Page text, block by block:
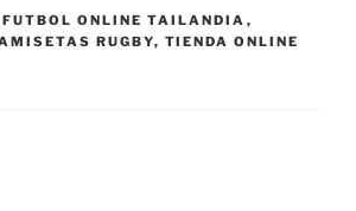
ONLINE TAILANDIA ,
RUGBY, TIENDA ONLINE